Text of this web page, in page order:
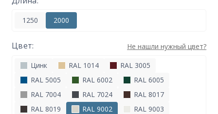
1250 2000
Цвет: Не нашли нужный цвет?
Цинк RAL 1014
RAL 3005
RAL 5005
RAL 6002
RAL 6005
RAL 7004
RAL 7024
RAL 8017
RAL 8019
RAL 9002
RAL 9003